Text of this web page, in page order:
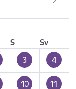
S
Sv
3 4
10 11